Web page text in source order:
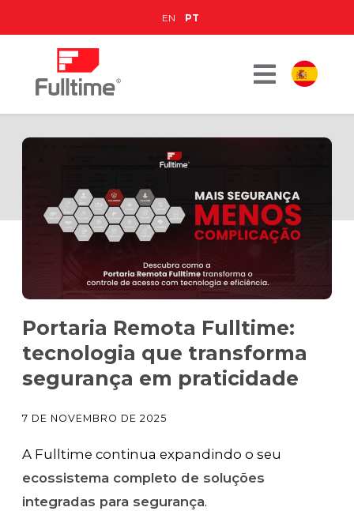
EN PT
Portaria Remota Fulltime:
tecnologia que transforma
segurança em praticidade
7 DE NOVEMBRO DE 2025
A Fulltime continua expandindo o seu
ecossistema completo de soluções
integradas para segurança.